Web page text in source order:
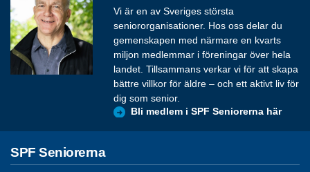
Vi är en av Sveriges största
seniororganisationer. Hos oss delar du
gemenskapen med närmare en kvarts
miljon medlemmar i föreningar över hela
landet. Tillsammans verkar vi för att skapa
bättre villkor för äldre – och ett aktivt liv för
dig som senior.
Bli medlem i SPF Seniorerna här
SPF Seniorerna